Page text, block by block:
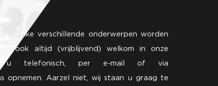
welke verschillende onderwerpen worden
u ook altijd (vrijblijvend) welkom in onze
u telefonisch, per e-mail of via
opnemen. Aarzel niet, wij staan ​​u graag te